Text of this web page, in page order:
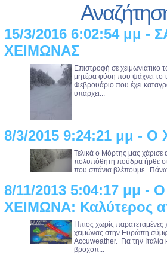
15/3/2016 6:02:54 μμ -
ΧΕΙΜΩΝΑΣ
Επιστροφή σε
μητέρα φύση που ψάχνει το
Φεβρουάριο που έχει
υπάρχει...
8/3/2015 9:24:21 μμ -
Τελικά ο Μόρτης μας
πολυπόθητη πούδρα ήρθε
που σπάνια βλέπουμε . Πάνω
8/11/2013 5:04:17 μμ -
ΧΕΙΜΩΝΑ: Καλύτερος
Ηπιος χωρίς παρατεταμένες
χειμώνας στην Ευρώπη
Accuweather. Για την
βροχοπ...